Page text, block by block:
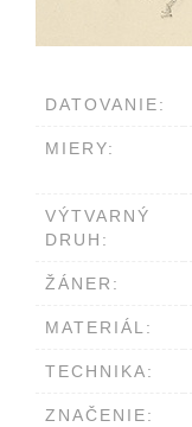
DATOVANIE:
MIERY:
VÝTVARNÝ
DRUH:
ŽÁNER:
MATERIÁL:
TECHNIKA:
ZNAČENIE: